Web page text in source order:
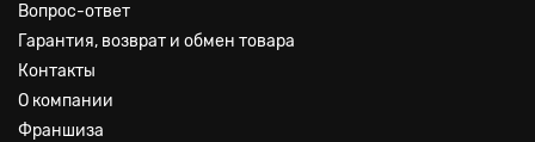
Вопрос-ответ
Гарантия, возврат и обмен товара
Контакты
О компании
Франшиза